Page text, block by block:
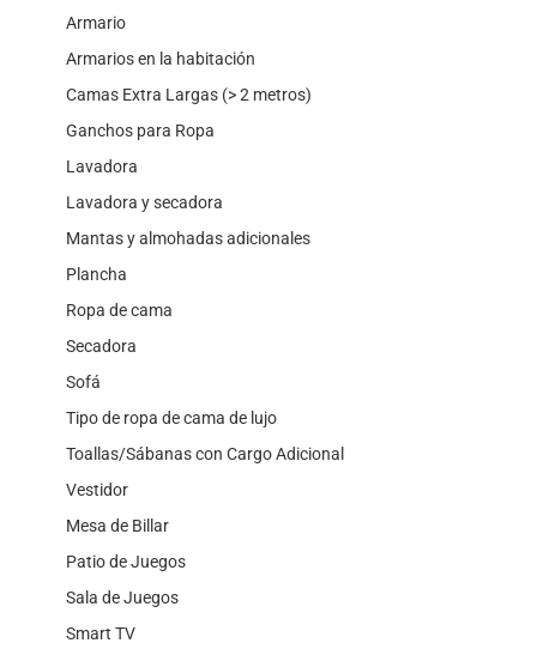
Armario
Armarios en la habitación
Camas Extra Largas (> 2 metros)
Ganchos para Ropa
Lavadora
Lavadora y secadora
Mantas y almohadas adicionales
Plancha
Ropa de cama
Secadora
Sofá
Tipo de ropa de cama de lujo
Toallas/Sábanas con Cargo Adicional
Vestidor
Mesa de Billar
Patio de Juegos
Sala de Juegos
Smart TV